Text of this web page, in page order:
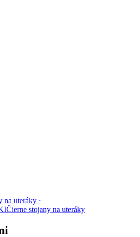
na uteráky ·
Čierne stojany na uteráky